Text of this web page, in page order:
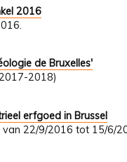
2016
de Bruxelles'
2018)
erfgoed in Brussel
van 22/9/2016 tot 15/6/